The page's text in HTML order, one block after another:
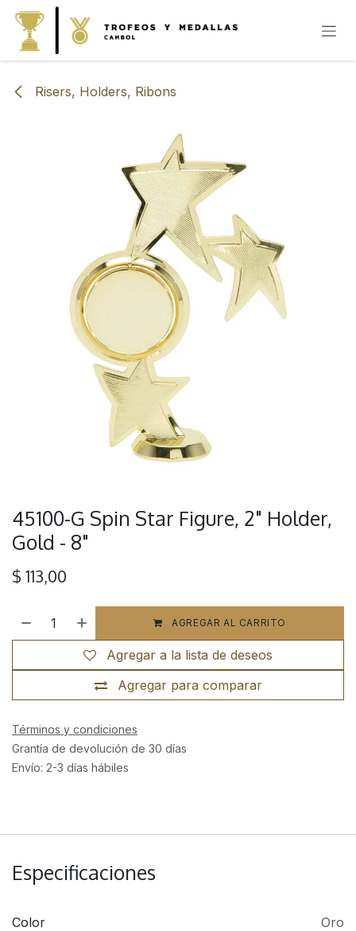
IR AL CONTENIDO
Risers, Holders, Ribons
45100-G Spin Star Figure, 2" Holder,
Gold - 8"
$ 113,00
AGREGAR AL CARRITO
Agregar para comparar
Agregar a la lista de deseos
Términos y condiciones
Grantía de devolución de 30 días
Envío: 2-3 días hábiles
Especificaciones
Color Oro